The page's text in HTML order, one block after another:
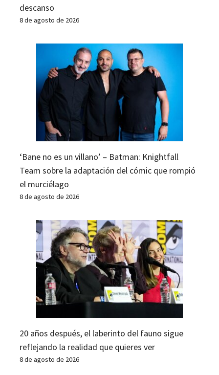
descanso
8 de agosto de 2026
‘Bane no es un villano’ – Batman: Knightfall
Team sobre la adaptación del cómic que rompió
el murciélago
8 de agosto de 2026
20 años después, el laberinto del fauno sigue
reflejando la realidad que quieres ver
8 de agosto de 2026